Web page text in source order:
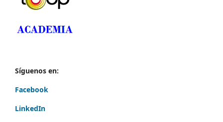
Síguenos en:
Facebook
LinkedIn